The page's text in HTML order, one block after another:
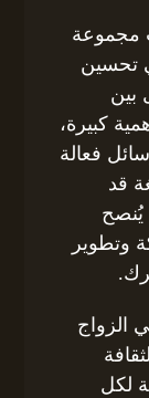
مجموعة
تحسين
بين
كبيرة،
فعالة
قد
يُنصح
وتطوير
الزواج
لكل